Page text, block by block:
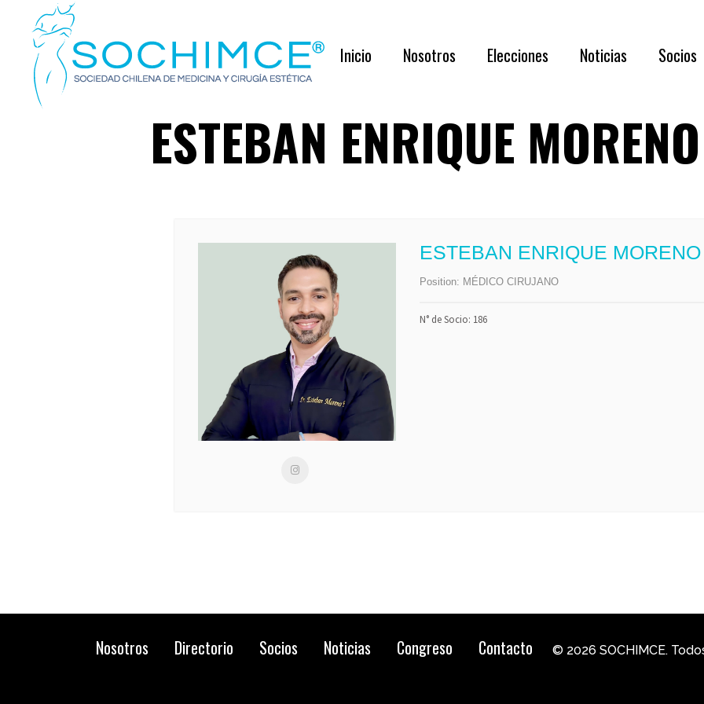
Inicio Nosotros
Acerca de Nosotros
Directorio 2026 – 2028
Elecciones
RESULTADOS
Asamblea
Noticias Socios
Directorio
ESTEBAN ENRIQUE
ESTEBAN ENRIQUE
Position: MÉDICO CIRUJANO
N° de Socio: 186
Nosotros Directorio Socios Noticias Congreso Contacto
© 2026 SOCHIMCE.